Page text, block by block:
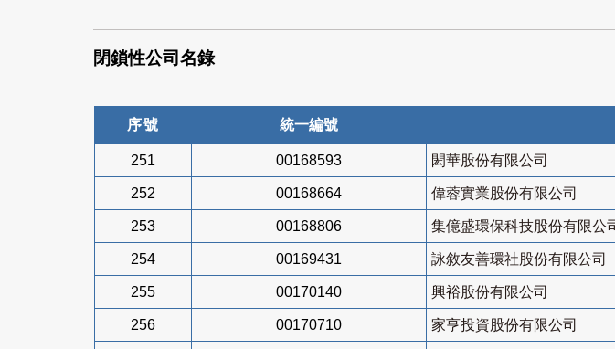
閉鎖性公司名錄
序號 統一編號
251 00168593 閎華股份有限公司
252 00168664 偉蓉實業股份有限公司
253 00168806 集億盛環保科技股份有限公
254 00169431 詠敘友善環社股份有限公司
255 00170140 興裕股份有限公司
256 00170710 家亨投資股份有限公司